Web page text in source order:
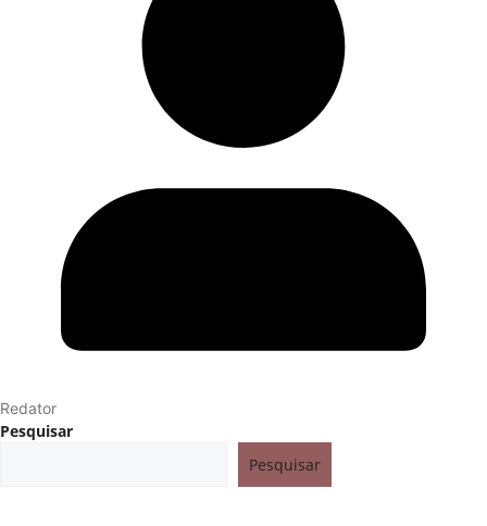
Redator
Pesquisar
Pesquisar